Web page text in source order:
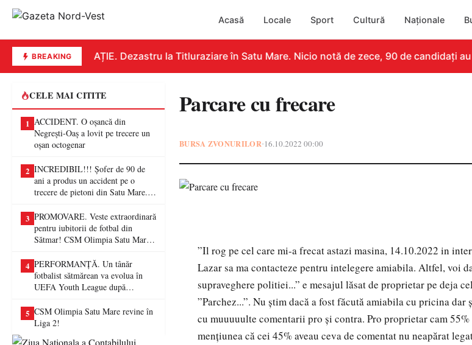
Acasă Locale Sport Cultură Naționale
BREAKINGEDUCAȚIE. Dezastru la Titluraziare în Satu Mare. Nicio notă de zece, 90 de candidați au
CELE MAI CITITE
1 ACCIDENT. O oșancă din
Negrești-Oaș a lovit pe trecere un
oșan octogenar
2 INCREDIBIL!!! Șofer de 90 de
ani a produs un accident pe o
trecere de pietoni din Satu Mare. O
3 PROMOVARE. Veste extraordinară
pentru iubitorii de fotbal din
Sătmar! CSM Olimpia Satu Mare
4 PERFORMANȚĂ. Un tânăr
fotbalist sătmărean va evolua în
UEFA Youth League după
5 CSM Olimpia Satu Mare revine în
Liga 2!
Parcare cu frecare
BURSA ZVONURILOR•16.10.2022 00:00
”Il rog pe cel care mi-a frecat astazi masina, 14.10.2022 in
Lazar sa ma contacteze pentru intelegere amiabila. Altfel, voi
supraveghere politiei...” e mesajul lăsat de proprietar pe deja
”Parchez...”. Nu știm dacă a fost făcută amiabila cu pricina
cu muuuuulte comentarii pro și contra. Pro proprietar cam
mențiunea că cei 45% aveau ceva de comentat nu neapărat